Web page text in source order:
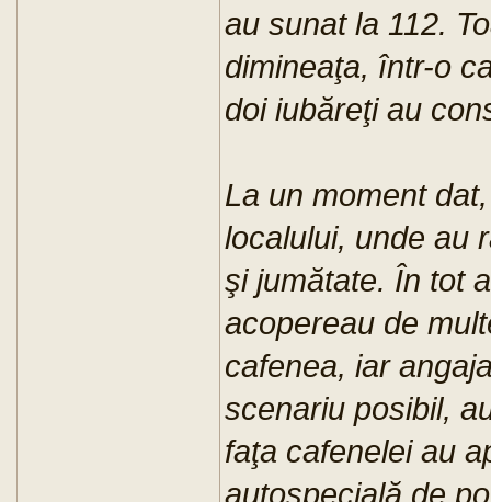
au sunat la 112.
dimineaţa, într-o
doi iubăreţi au
La un moment
localului, unde au
şi jumătate. În tot
acopereau de
cafenea, iar
scenariu posibil,
faţa cafenelei au
autospecială de